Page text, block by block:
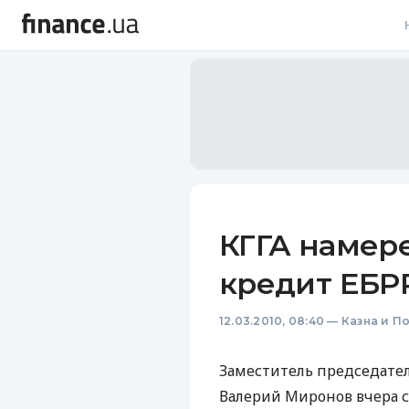
КГГА
кредит
12.03.2010, 08:40 — Казна и
Заместитель
Валерий Миронов вчера